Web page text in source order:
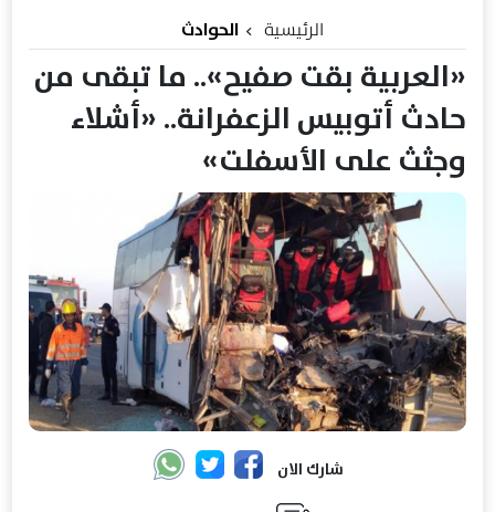
الرئيسية الحوادث
«العربية بقت صفيح».. ما تبقى من
حادث أتوبيس الزعفرانة.. «أشلاء
وجثث على الأسفلت»
شارك الان